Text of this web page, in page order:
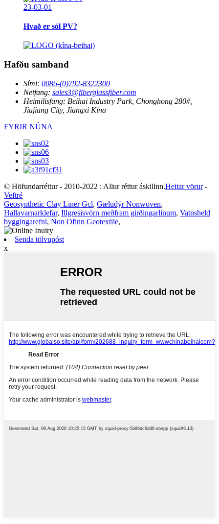
23-03-01
Hvað er sól PV?
Hafðu samband
Sími: 0086-(0)792-8322300
Netfang: sales3@fiberglassfiber.com
Heimilisfang: Beihai Industry Park, Chonghong 280#,
Jiujiang City, Jiangxi Kína
FYRIR NÚNA
© Höfundarréttur - 2010-2022 : Allur réttur áskilinn.Heitar vörur-
Veftré
Geosynthetic Clay Liner Gcl, Gæludýr Nonwoven,
Hallavarnarklefar, Illgresisvörn meðfram girðingarlínum, Vatnsheld
byggingarefni, Non Ofinn Geotextile,
Senda tölvupóst
x